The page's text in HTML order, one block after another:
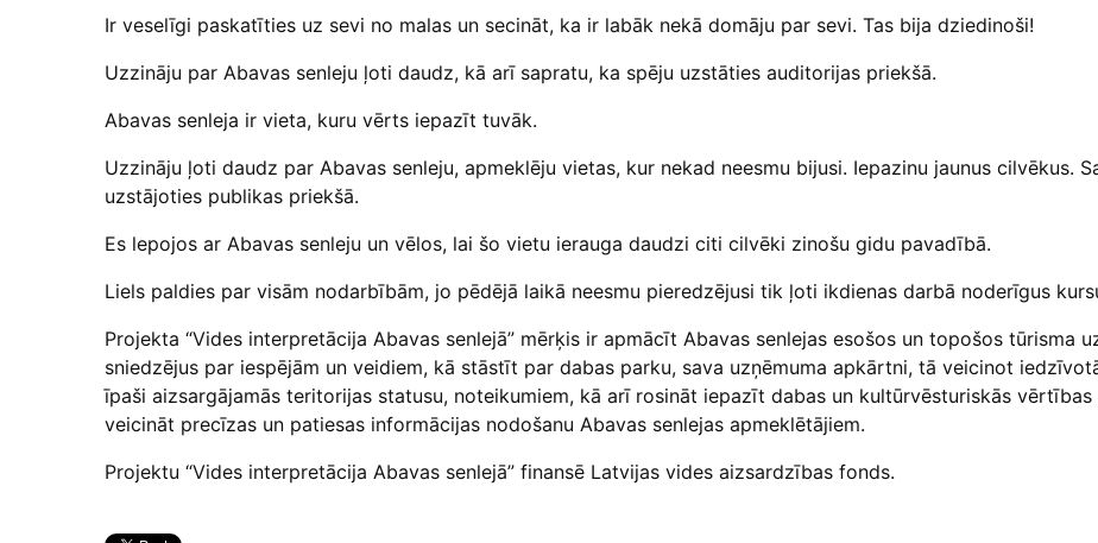
Ir veselīgi paskatīties uz sevi no malas un secināt, ka ir labāk nekā domāju par sevi. Tas bija dziedinoši!
Uzzināju par Abavas senleju ļoti daudz, kā arī sapratu, ka spēju uzstāties auditorijas priekšā.
Abavas senleja ir vieta, kuru vērts iepazīt tuvāk.
Uzzināju ļoti daudz par Abavas senleju, apmeklēju vietas, kur nekad neesmu bijusi. Iepazinu jaunus cilvēkus.
uzstājoties publikas priekšā.
Es lepojos ar Abavas senleju un vēlos, lai šo vietu ierauga daudzi citi cilvēki zinošu gidu pavadībā.
Liels paldies par visām nodarbībām, jo pēdējā laikā neesmu pieredzējusi tik ļoti ikdienas darbā noderīgus
Projekta “Vides interpretācija Abavas senlejā” mērķis ir apmācīt Abavas senlejas esošos un topošos tūrisma
sniedzējus par iespējām un veidiem, kā stāstīt par dabas parku, sava uzņēmuma apkārtni, tā veicinot
īpaši aizsargājamās teritorijas statusu, noteikumiem, kā arī rosināt iepazīt dabas un kultūrvēsturiskās
veicināt precīzas un patiesas informācijas nodošanu Abavas senlejas apmeklētājiem.
Projektu “Vides interpretācija Abavas senlejā” finansē Latvijas vides aizsardzības fonds.